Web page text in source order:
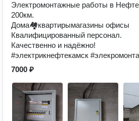
Электромонтажные работы в
200км.
Дома🏘квартирымагазины офисы
Квалифицированный персонал.
Качественно и надёжно!
#электрикнефтекамск
7000 ₽